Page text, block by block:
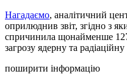
Нагадаємо, аналітичний
оприлюднив звіт, згідно з
спричинила щонайменше 127
загрозу ядерну та радіаційну
поширити інформацію